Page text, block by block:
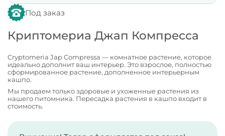
Под заказ
Криптомериа Джап Компресса
Cryptomeria Jap Compressa — комнатное растение, которое
идеально дополнит ваш интерьер. Это взрослое, полностью
сформированное растение, дополненное интерьерным
кашпо.
Мы продаем только здоровые и ухоженные растения из
нашего питомника. Пересадка растения в кашпо входит в
стоимость.